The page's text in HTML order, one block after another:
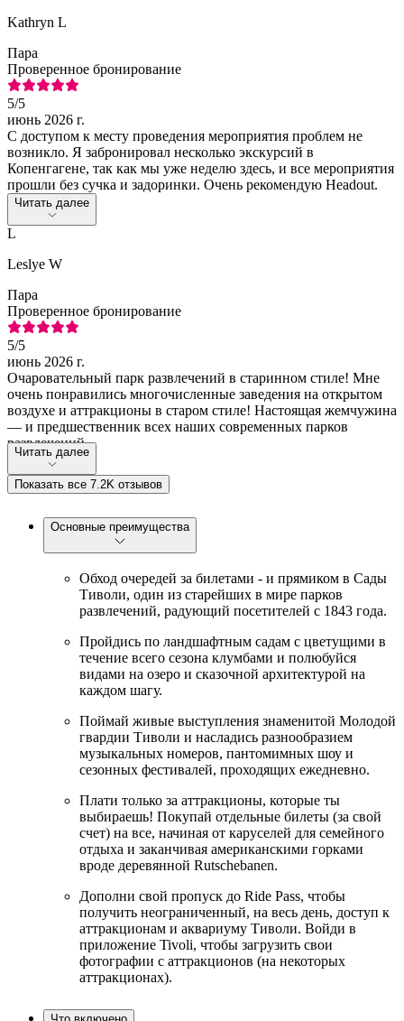
Kathryn L
Пара
Проверенное бронирование
5/5
июнь 2026 г.
С доступом к месту проведения мероприятия проблем не
возникло. Я забронировал несколько экскурсий в
Копенгагене, так как мы уже неделю здесь, и все мероприятия
прошли без сучка и задоринки. Очень рекомендую Headout.
Читать далее
L
Leslye W
Пара
Проверенное бронирование
5/5
июнь 2026 г.
Очаровательный парк развлечений в старинном стиле! Мне
очень понравились многочисленные заведения на открытом
воздухе и аттракционы в старом стиле! Настоящая жемчужина
— и предшественник всех наших современных парков
развлечений...
Читать далее
Показать все 7.2K отзывов
Основные преимущества
Обход очередей за билетами - и прямиком в Сады
Тиволи, один из старейших в мире парков
развлечений, радующий посетителей с 1843 года.
Пройдись по ландшафтным садам с цветущими в
течение всего сезона клумбами и полюбуйся
видами на озеро и сказочной архитектурой на
каждом шагу.
Поймай живые выступления знаменитой Молодой
гвардии Тиволи и насладись разнообразием
музыкальных номеров, пантомимных шоу и
сезонных фестивалей, проходящих ежедневно.
Плати только за аттракционы, которые ты
выбираешь! Покупай отдельные билеты (за свой
счет) на все, начиная от каруселей для семейного
отдыха и заканчивая американскими горками
вроде деревянной Rutschebanen.
Дополни свой пропуск до Ride Pass, чтобы
получить неограниченный, на весь день, доступ к
аттракционам и аквариуму Тиволи. Войди в
приложение Tivoli, чтобы загрузить свои
фотографии с аттракционов (на некоторых
аттракционах).